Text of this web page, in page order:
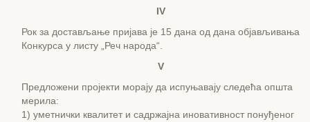
IV
Рок за достављање пријава је 15 дана од дана објављивања
Конкурса у листу „Реч народа“.
V
Предложени пројекти морају да испуњавају следећа општа
мерила:
1) уметнички квалитет и садржајна иновативност понуђеног